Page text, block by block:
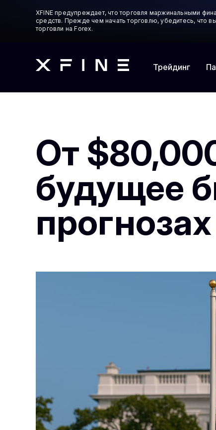
XFINE предупреждает, что торговля маржинальными
средств. Прежде чем начать торговлю, убедитесь, что
торговли на Forex.
Трейдинг
От
будущее